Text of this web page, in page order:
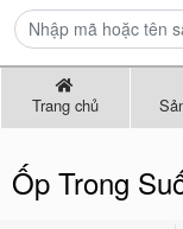
Trang chủ
Ốp Trong